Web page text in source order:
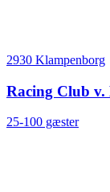
2930 Klampenborg
Racing Club
25-100 gæster